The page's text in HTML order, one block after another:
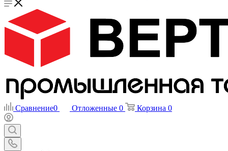
Сравнение0 Отложенные 0 Корзина 0